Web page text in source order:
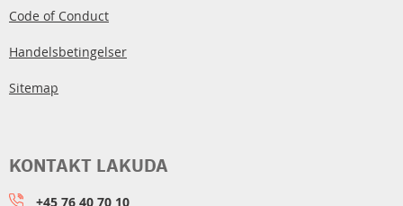
Code of Conduct
Handelsbetingelser
Sitemap
KONTAKT LAKUDA
+45 76 40 70 10